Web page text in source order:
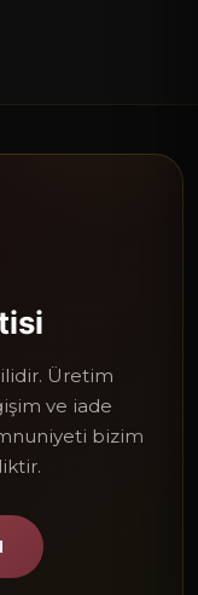
Üretim
ve iade
bizim